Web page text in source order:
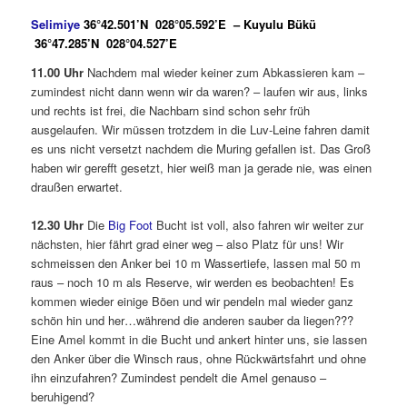
Selimiye 36°42.501’N 028°05.592’E – Kuyulu Bükü
36°47.285’N 028°04.527’E
11.00 Uhr Nachdem mal wieder keiner zum Abkassieren kam –
zumindest nicht dann wenn wir da waren? – laufen wir aus, links
und rechts ist frei, die Nachbarn sind schon sehr früh
ausgelaufen. Wir müssen trotzdem in die Luv-Leine fahren damit
es uns nicht versetzt nachdem die Muring gefallen ist. Das Groß
haben wir gerefft gesetzt, hier weiß man ja gerade nie, was einen
draußen erwartet.
12.30 Uhr Die Big Foot Bucht ist voll, also fahren wir weiter zur
nächsten, hier fährt grad einer weg – also Platz für uns! Wir
schmeissen den Anker bei 10 m Wassertiefe, lassen mal 50 m
raus – noch 10 m als Reserve, wir werden es beobachten! Es
kommen wieder einige Böen und wir pendeln mal wieder ganz
schön hin und her…während die anderen sauber da liegen???
Eine Amel kommt in die Bucht und ankert hinter uns, sie lassen
den Anker über die Winsch raus, ohne Rückwärtsfahrt und ohne
ihn einzufahren? Zumindest pendelt die Amel genauso –
beruhigend?